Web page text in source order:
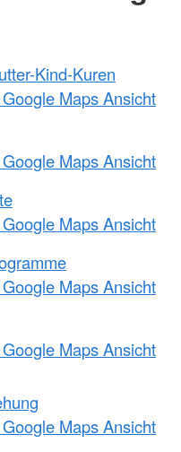
Kind-Kuren
Maps Ansicht
Maps Ansicht
Maps Ansicht
Maps Ansicht
Maps Ansicht
Maps Ansicht